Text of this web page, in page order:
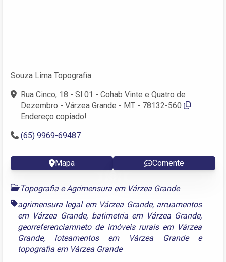
Souza Lima Topografia
Rua Cinco, 18 - Sl 01 - Cohab Vinte e Quatro de
Dezembro - Várzea Grande - MT - 78132-560
Endereço copiado!
(65) 9969-69487
Mapa Comente
Topografia e Agrimensura em Várzea Grande
agrimensura legal em Várzea Grande, arruamentos
em Várzea Grande, batimetria em Várzea Grande,
georreferenciamneto de imóveis rurais em Várzea
Grande, loteamentos em Várzea Grandee
topografia em Várzea Grande